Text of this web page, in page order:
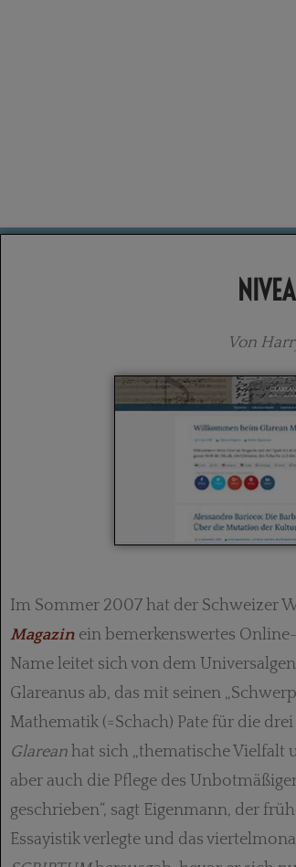
Von
Im Sommer 2007 hat der Schweizer
Magazin ein bemerkenswertes
Name leitet sich von dem
Glareanus ab, das mit seinen
Mathematik (=Schach) Pate für die
Glarean hat sich „thematische Vielfalt
aber auch die Pflege des
geschrieben“, sagt Eigenmann, der
Essayistik verlegte und das